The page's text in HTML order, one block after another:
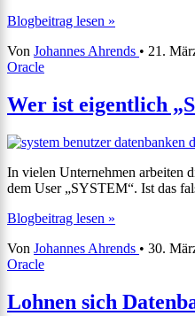
Oracle
Link
nach
einrichten
Blogbeitrag lesen »
Von Johannes Ahrends • 21.
Oracle
Wer ist eigentlich
In vielen Unternehmen arbeiten
dem User „SYSTEM“. Ist das
Wer
eigentlich
„SYSTEM“?
Blogbeitrag lesen »
Von Johannes Ahrends • 30.
Oracle
Lohnen sich